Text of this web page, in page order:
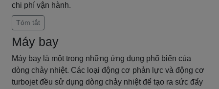
chi phí vận hành.
Tóm tắt
Máy bay
Máy bay là một trong những ứng dụng phổ biến của
dòng chảy nhiệt. Các loại động cơ phản lực và động cơ
turbojet đều sử dụng dòng chảy nhiệt để tạo ra sức đẩy